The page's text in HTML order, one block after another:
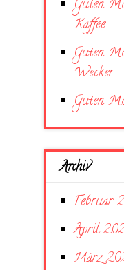
Guten
Kaffee
Guten
Wecker
Guten
Archiv
Februar
April
März